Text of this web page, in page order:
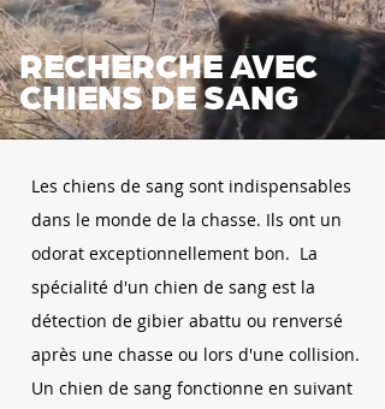
RECHERCHE AVEC
CHIENS DE SANG
Les chiens de sang sont indispensables
dans le monde de la chasse. Ils ont un
odorat exceptionnellement bon. La
spécialité d'un chien de sang est la
détection de gibier abattu ou renversé
après une chasse ou lors d'une collision.
Un chien de sang fonctionne en suivant